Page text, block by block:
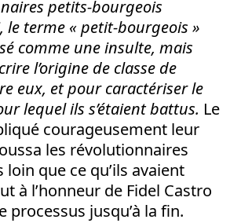
petits-bourgeois
le terme « petit-bourgeois »
comme une insulte, mais
l’origine de classe de
eux, et pour caractériser le
lequel ils s’étaient battus. Le
courageusement leur
les révolutionnaires
que ce qu’ils avaient
à l’honneur de Fidel Castro
processus jusqu’à la fin.